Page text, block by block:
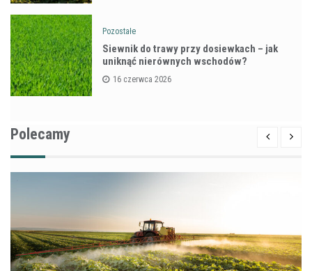
Pozostałe
Siewnik do trawy przy dosiewkach – jak
uniknąć nierównych wschodów?
16 czerwca 2026
Polecamy